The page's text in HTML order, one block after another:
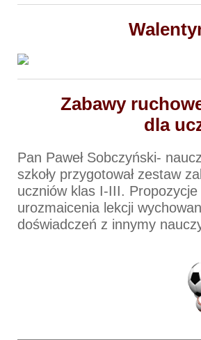
Zabawy
dla
Pan Paweł Sobczyński-
szkoły przygotował zestaw
uczniów klas I-III.
urozmaicenia lekcji
doświadczeń z innymy